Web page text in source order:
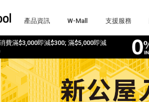
產品資訊 W-Mall 支援服務
費滿$3,000即減$300; 滿$5,000即減